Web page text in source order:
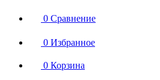
0 Сравнение
0 Избранное
0 Корзина